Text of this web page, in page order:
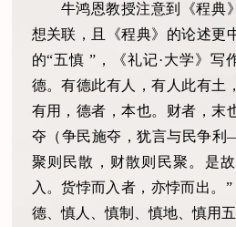
牛鸿恩教授注意到《程典
想关联，且《程典》的论述更
的“五慎 ”，《礼记·大学》写
德。有德此有人，有人此有土
有用，德者，本也。财者，末
夺（争民施夺，犹言与民争
聚则民散，财散则民聚。是
入。货悖而入者，亦悖而出。
德、慎人、慎制、慎地、慎用